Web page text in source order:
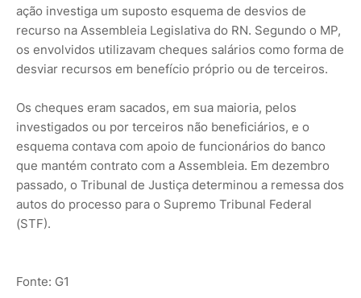
ação investiga um suposto esquema de desvios de
recurso na Assembleia Legislativa do RN. Segundo o MP,
os envolvidos utilizavam cheques salários como forma de
desviar recursos em benefício próprio ou de terceiros.
Os cheques eram sacados, em sua maioria, pelos
investigados ou por terceiros não beneficiários, e o
esquema contava com apoio de funcionários do banco
que mantém contrato com a Assembleia. Em dezembro
passado, o Tribunal de Justiça determinou a remessa dos
autos do processo para o Supremo Tribunal Federal
(STF).
Fonte: G1